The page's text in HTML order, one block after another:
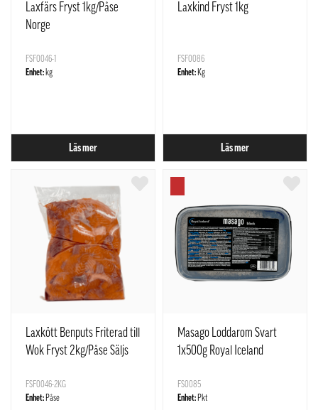
Laxfärs Fryst 1kg/Påse
Norge
FSF0046-1
Enhet: kg
Läs mer
Laxkind Fryst 1kg
FSF0086
Enhet: Kg
Läs mer
Laxkött Benputs Friterad till
Wok Fryst 2kg/Påse Säljs
FSF0046-2KG
Enhet: Påse
Masago Loddarom Svart
1x500g Royal Iceland
FS0085
Enhet: Pkt